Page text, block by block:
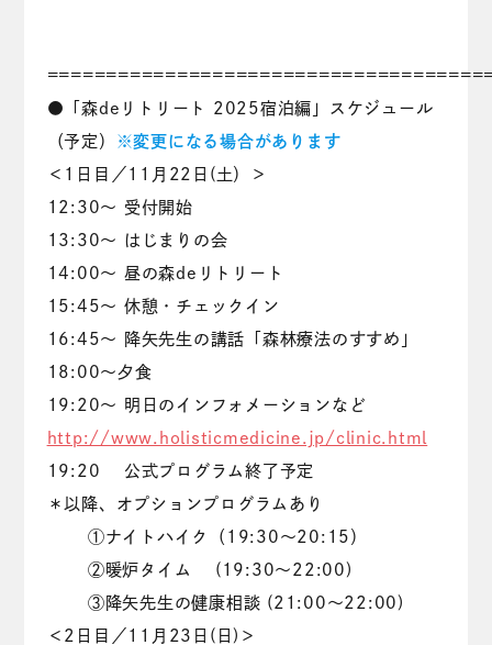
●「森deリトリート 2025宿泊編」スケジュール
（予定） ※変更になる場合があります
＜1日目／11月22日(土）＞
12:30～ 受付開始
13:30～ はじまりの会
14:00～ 昼の森deリトリート
15:45～ 休憩・チェックイン
16:45～ 降矢先生の講話「森林療法のすすめ」
18:00～夕食
19:20～ 明日のインフォメーションなど
http://www.holisticmedicine.jp/clinic.html
19:20 公式プログラム終了予定
＊以降、オプションプログラムあり
①ナイトハイク（19:30～20:15）
②暖炉タイム (19:30～22:00)
③降矢先生の健康相談 (21:00～22:00)
＜2日目／11月23日(日)＞